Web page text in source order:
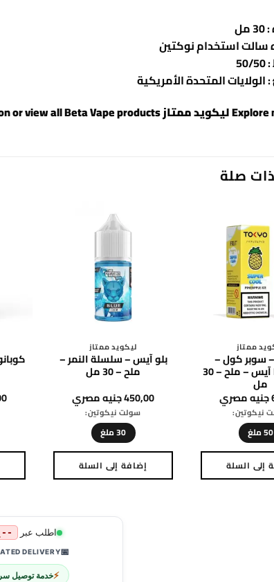
استخدام نوكتين
الولايات المتحدة الأمريكية
Exploreليكويد ممتازBeta Vape products
صلة
ممتاز
TOKYO – سوبر كول –
Pineapple آيس – ملح – 30
مل
جنيه مصري
نيكوتين:
50 ملغ
إلى السلة
ليكويد ممتاز
بلو آيس – سلسلة النمر –
ملح – 30 مل
450,00جنيه مصري
سولت نيكوتين:
30 ملغ
إضافة إلى السلة
من
اطلب عبر
📅
DELIVERY:
⚡خدمة توصيل